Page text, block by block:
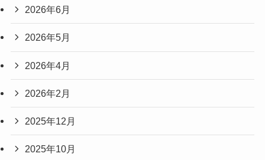
2026年6月
2026年5月
2026年4月
2026年2月
2025年12月
2025年10月